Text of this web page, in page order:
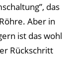
das
Aber in
ist das wohl
Rückschritt